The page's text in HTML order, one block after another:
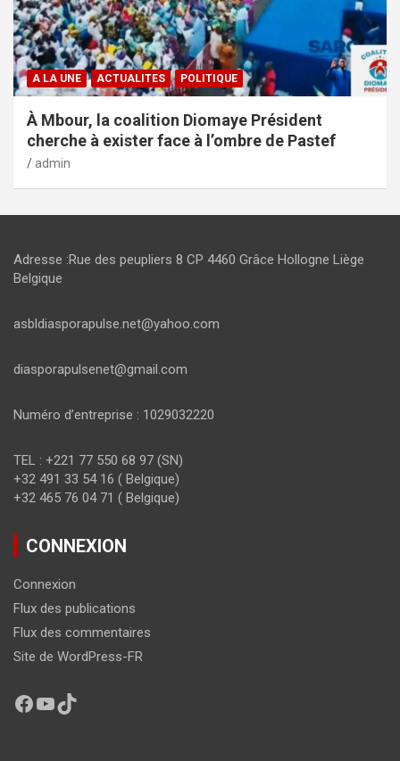
A LA UNE ACTUALITES POLITIQUE
À Mbour, la coalition Diomaye Président
cherche à exister face à l’ombre de Pastef
admin
Adresse :Rue des peupliers 8 CP 4460 Grâce Hollogne Liège
Belgique
asbldiasporapulse.net@yahoo.com
diasporapulsenet@gmail.com
Numéro d’entreprise : 1029032220
TEL : +221 77 550 68 97 (SN)
+32 491 33 54 16 ( Belgique)
+32 465 76 04 71 ( Belgique)
CONNEXION
Connexion
Flux des publications
Flux des commentaires
Site de WordPress-FR